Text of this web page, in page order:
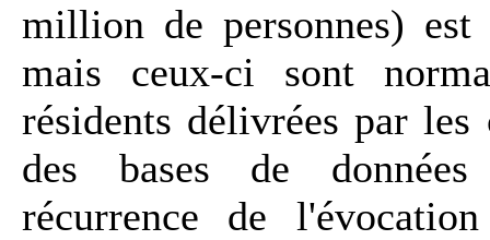
million de personnes)
mais ceux-ci sont
résidents délivrées par
des bases de
récurrence de